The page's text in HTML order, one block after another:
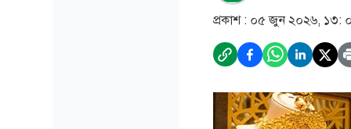
প্রকাশ : ০৫ জুন ২০২৬, ১৩: